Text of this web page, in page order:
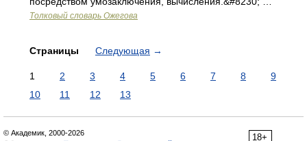
Толковый словарь Ожегова
Страницы Следующая →
1 2 3 4 5 6 7 8
9
10
11 12 13
18+
© Академик, 2000-2026